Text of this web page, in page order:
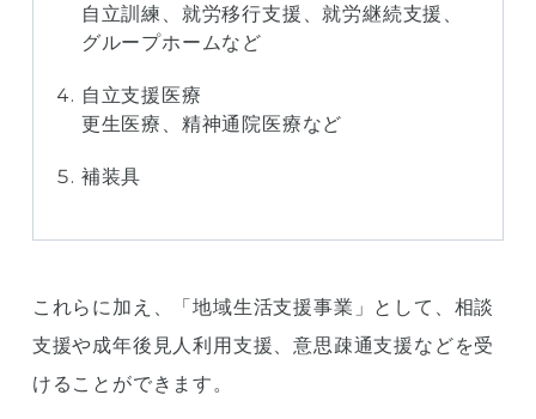
自立訓練、就労移行支援、就労継続支援、
グループホームなど
自立支援医療
更生医療、精神通院医療など
補装具
これらに加え、「地域生活支援事業」として、相談
支援や成年後見人利用支援、意思疎通支援などを受
けることができます。